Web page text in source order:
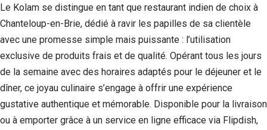
Le Kolam se distingue en tant que restaurant indien de choix à
Chanteloup-en-Brie, dédié à ravir les papilles de sa clientèle
avec une promesse simple mais puissante : l’utilisation
exclusive de produits frais et de qualité. Opérant tous les jours
de la semaine avec des horaires adaptés pour le déjeuner et le
dîner, ce joyau culinaire s’engage à offrir une expérience
gustative authentique et mémorable. Disponible pour la livraison
ou à emporter grâce à un service en ligne efficace via Flipdish,